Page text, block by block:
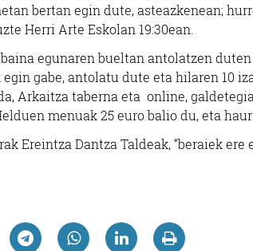
bertan egin dute, asteazkenean;
Herri Arte Eskolan 19:30ean.
egunaren bueltan antolatzen
gabe, antolatu dute eta hilaren 10
Arkaitza taberna eta online,
menuak 25 euro balio du, eta
Ereintza Dantza Taldeak, “beraiek ere